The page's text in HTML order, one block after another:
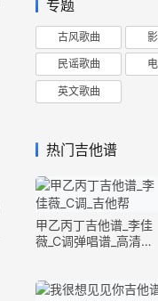
专题
古风歌曲
民谣歌曲
英文歌曲
热门吉他谱
甲乙丙丁吉他谱_李佳
薇_C调弹唱谱_高清六